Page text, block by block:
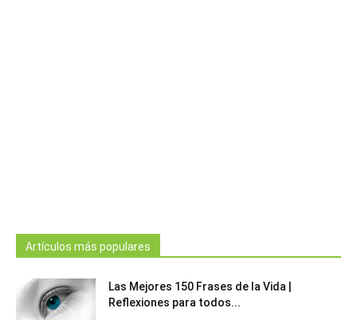
Artículos más populares
Las Mejores 150 Frases de la Vida |
Reflexiones para todos...